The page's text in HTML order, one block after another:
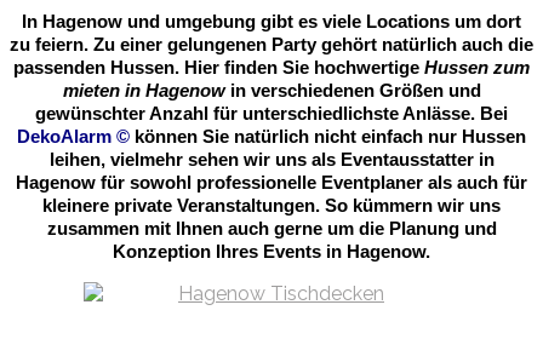
In Hagenow und umgebung gibt es viele Locations um dort
zu feiern. Zu einer gelungenen Party gehört natürlich auch die
passenden Hussen. Hier finden Sie hochwertige Hussen zum
mieten in Hagenowin verschiedenen Größen und
gewünschter Anzahl für unterschiedlichste Anlässe. Bei
DekoAlarm © können Sie natürlich nicht einfach nur Hussen
leihen, vielmehr sehen wir uns als Eventausstatter in
Hagenow für sowohl professionelle Eventplaner als auch für
kleinere private Veranstaltungen. So kümmern wir uns
zusammen mit Ihnen auch gerne um die Planung und
Konzeption Ihres Events in Hagenow.